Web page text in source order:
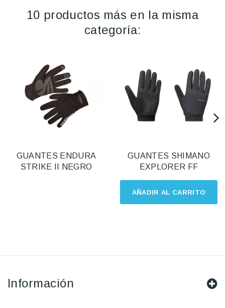
10 productos más en la misma
categoría:
GUANTES ENDURA
STRIKE II NEGRO
AÑADIR AL CARRITO
GUANTES SHIMANO
EXPLORER FF
Información